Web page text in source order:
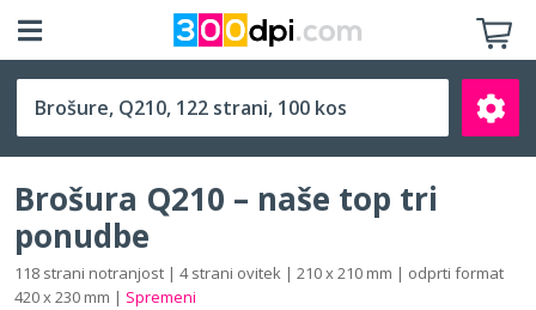
Q210 (210 x 210 mm)
Brošura Q210 – naše top tri
ponudbe
118 strani notranjost | 4 strani ovitek | 210 x 210 mm | odprti format
420 x 230 mm | Spremeni